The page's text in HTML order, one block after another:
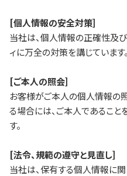
[個人情報の安全対策]
当社は、個人情報の正確性及
ィに万全の対策を講じています。
[ご本人の照会]
お客様がご本人の個人情報の
る場合には、ご本人であること
す。
[法令、規範の遵守と見直し]
当社は、保有する個人情報に